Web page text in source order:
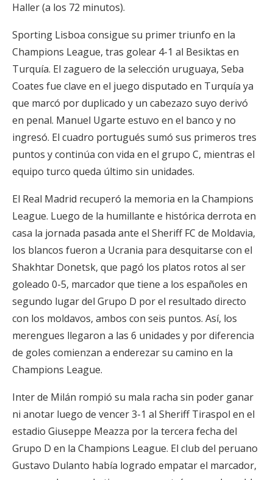
Haller (a los 72 minutos).
Sporting Lisboa consigue su primer triunfo en la
Champions League, tras golear 4-1 al Besiktas en
Turquía. El zaguero de la selección uruguaya, Seba
Coates fue clave en el juego disputado en Turquía ya
que marcó por duplicado y un cabezazo suyo derivó
en penal. Manuel Ugarte estuvo en el banco y no
ingresó. El cuadro portugués sumó sus primeros tres
puntos y continúa con vida en el grupo C, mientras el
equipo turco queda último sin unidades.
El Real Madrid recuperó la memoria en la Champions
League. Luego de la humillante e histórica derrota en
casa la jornada pasada ante el Sheriff FC de Moldavia,
los blancos fueron a Ucrania para desquitarse con el
Shakhtar Donetsk, que pagó los platos rotos al ser
goleado 0-5, marcador que tiene a los españoles en
segundo lugar del Grupo D por el resultado directo
con los moldavos, ambos con seis puntos. Así, los
merengues llegaron a las 6 unidades y por diferencia
de goles comienzan a enderezar su camino en la
Champions League.
Inter de Milán rompió su mala racha sin poder ganar
ni anotar luego de vencer 3-1 al Sheriff Tiraspol en el
estadio Giuseppe Meazza por la tercera fecha del
Grupo D en la Champions League. El club del peruano
Gustavo Dulanto había logrado empatar el marcador,